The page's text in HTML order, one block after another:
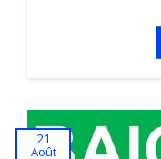
21
Août